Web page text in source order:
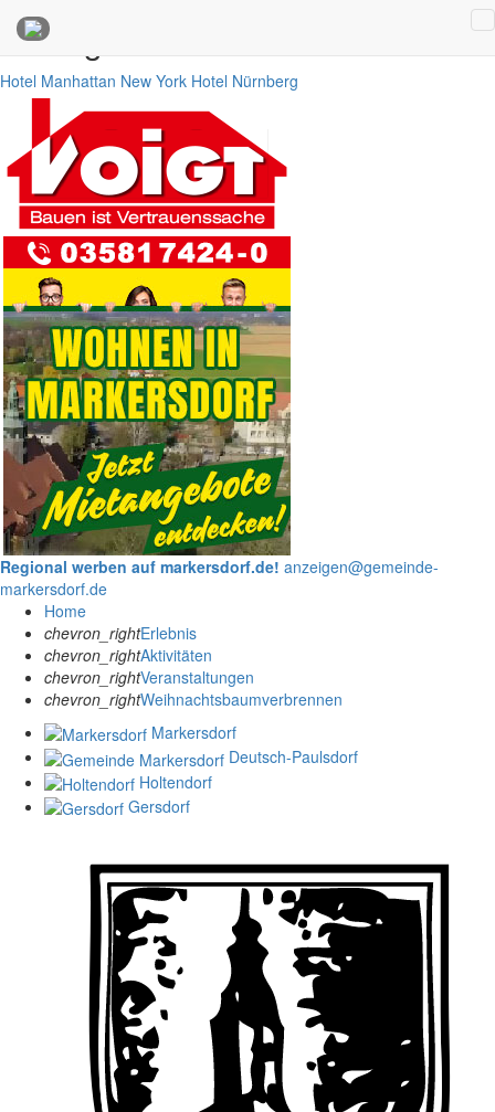
Anzeigen
Hotel Manhattan New York Hotel Nürnberg
Regional werben auf markersdorf.de! anzeigen@gemeinde-
markersdorf.de
Home
chevron_rightErlebnis
chevron_rightAktivitäten
chevron_rightVeranstaltungen
chevron_rightWeihnachtsbaumverbrennen
Markersdorf
Deutsch-Paulsdorf
Holtendorf
Gersdorf